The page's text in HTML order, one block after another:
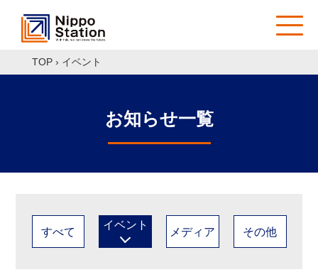
TOP › イベント
お知らせ一覧
すべて
イベント
メディア その他